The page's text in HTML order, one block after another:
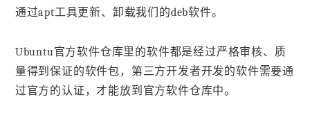
通过apt工具更新、卸载我们的deb软件。
Ubuntu官方软件仓库里的软件都是经过严格审核、质
量得到保证的软件包，第三方开发者开发的软件需要通
过官方的认证，才能放到官方软件仓库中。